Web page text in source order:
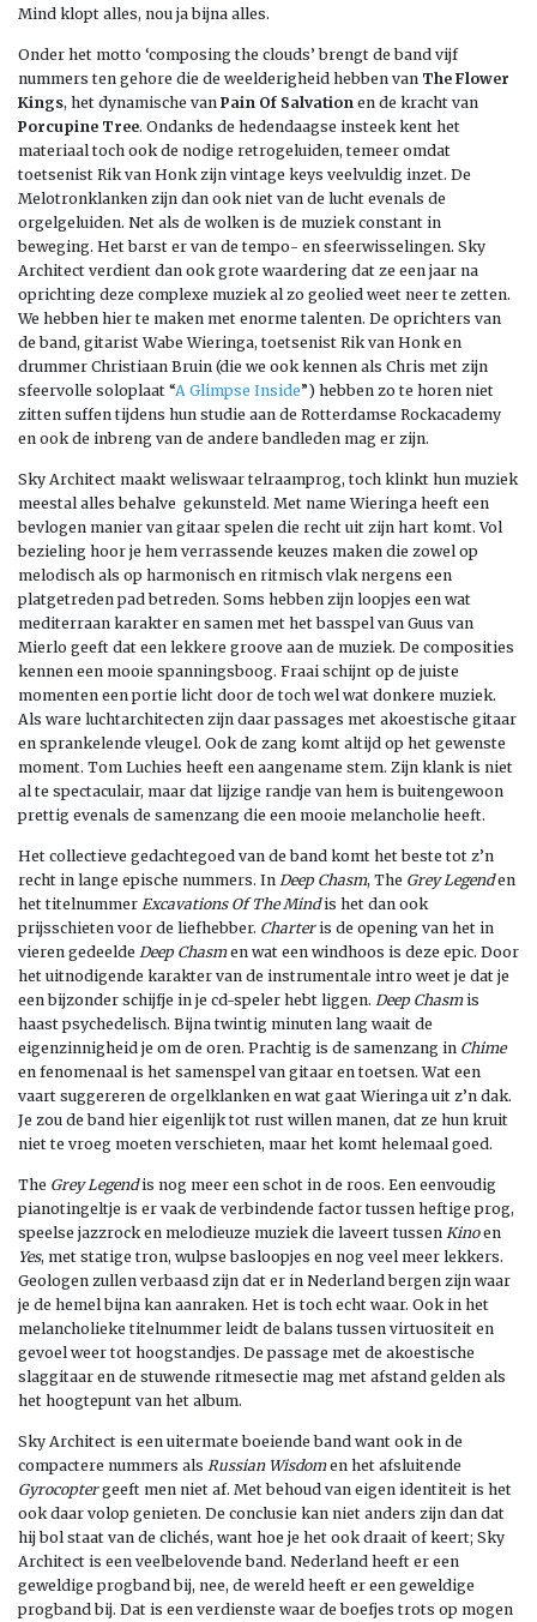
Mind klopt alles, nou ja bijna alles.
Onder het motto ‘composing the clouds’ brengt de band vijf
nummers ten gehore die de weelderigheid hebben van The Flower
Kings, het dynamische van Pain Of Salvation en de kracht van
Porcupine Tree. Ondanks de hedendaagse insteek kent het
materiaal toch ook de nodige retrogeluiden, temeer omdat
toetsenist Rik van Honk zijn vintage keys veelvuldig inzet. De
Melotronklanken zijn dan ook niet van de lucht evenals de
orgelgeluiden. Net als de wolken is de muziek constant in
beweging. Het barst er van de tempo- en sfeerwisselingen. Sky
Architect verdient dan ook grote waardering dat ze een jaar na
oprichting deze complexe muziek al zo geolied weet neer te zetten.
We hebben hier te maken met enorme talenten. De oprichters van
de band, gitarist Wabe Wieringa, toetsenist Rik van Honk en
drummer Christiaan Bruin (die we ook kennen als Chris met zijn
sfeervolle soloplaat “A Glimpse Inside”) hebben zo te horen niet
zitten suffen tijdens hun studie aan de Rotterdamse Rockacademy
en ook de inbreng van de andere bandleden mag er zijn.
Sky Architect maakt weliswaar telraamprog, toch klinkt hun muziek
meestal alles behalve gekunsteld. Met name Wieringa heeft een
bevlogen manier van gitaar spelen die recht uit zijn hart komt. Vol
bezieling hoor je hem verrassende keuzes maken die zowel op
melodisch als op harmonisch en ritmisch vlak nergens een
platgetreden pad betreden. Soms hebben zijn loopjes een wat
mediterraan karakter en samen met het basspel van Guus van
Mierlo geeft dat een lekkere groove aan de muziek. De composities
kennen een mooie spanningsboog. Fraai schijnt op de juiste
momenten een portie licht door de toch wel wat donkere muziek.
Als ware luchtarchitecten zijn daar passages met akoestische gitaar
en sprankelende vleugel. Ook de zang komt altijd op het gewenste
moment. Tom Luchies heeft een aangename stem. Zijn klank is niet
al te spectaculair, maar dat lijzige randje van hem is buitengewoon
prettig evenals de samenzang die een mooie melancholie heeft.
Het collectieve gedachtegoed van de band komt het beste tot z’n
recht in lange epische nummers. In Deep Chasm, The Grey Legenden
het titelnummer Excavations Of The Mindis het dan ook
prijsschieten voor de liefhebber. Charteris de opening van het in
vieren gedeelde Deep Chasmen wat een windhoos is deze epic. Door
het uitnodigende karakter van de instrumentale intro weet je dat je
een bijzonder schijfje in je cd-speler hebt liggen. Deep Chasmis
haast psychedelisch. Bijna twintig minuten lang waait de
eigenzinnigheid je om de oren. Prachtig is de samenzang in Chime
en fenomenaal is het samenspel van gitaar en toetsen. Wat een
vaart suggereren de orgelklanken en wat gaat Wieringa uit z’n dak.
Je zou de band hier eigenlijk tot rust willen manen, dat ze hun kruit
niet te vroeg moeten verschieten, maar het komt helemaal goed.
The Grey Legendis nog meer een schot in de roos. Een eenvoudig
pianotingeltje is er vaak de verbindende factor tussen heftige prog,
speelse jazzrock en melodieuze muziek die laveert tussen Kinoen
Yes, met statige tron, wulpse basloopjes en nog veel meer lekkers.
Geologen zullen verbaasd zijn dat er in Nederland bergen zijn waar
je de hemel bijna kan aanraken. Het is toch echt waar. Ook in het
melancholieke titelnummer leidt de balans tussen virtuositeit en
gevoel weer tot hoogstandjes. De passage met de akoestische
slaggitaar en de stuwende ritmesectie mag met afstand gelden als
het hoogtepunt van het album.
Sky Architect is een uitermate boeiende band want ook in de
compactere nummers als Russian Wisdomen het afsluitende
Gyrocoptergeeft men niet af. Met behoud van eigen identiteit is het
ook daar volop genieten. De conclusie kan niet anders zijn dan dat
hij bol staat van de clichés, want hoe je het ook draait of keert; Sky
Architect is een veelbelovende band. Nederland heeft er een
geweldige progband bij, nee, de wereld heeft er een geweldige
progband bij. Dat is een verdienste waar de boefjes trots op mogen